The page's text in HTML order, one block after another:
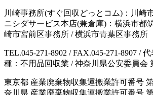
川崎事務所(すぐ回収どっとコム)：川崎
ニシダサービス本店(兼倉庫)：横浜市都
崎市宮前区事務所 / 横浜市青葉区事務所
TEL.045-271-8902 / FAX.045-271-8907 /
種：不用品回収業 / 神奈川県公安委員会
東京都 産業廃棄物収集運搬業許可番号
奈川県 産業廃棄物収集運搬業許可番号